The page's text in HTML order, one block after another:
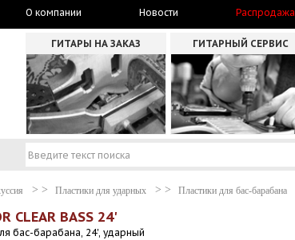
О компании Новости Распродажа
ГИТАРЫ НА ЗАКАЗ ГИТАРНЫЙ СЕРВИС
Пластики для ударных Пластики для бас-барабана
CLEAR BASS 24'
бас-барабана, 24', ударный